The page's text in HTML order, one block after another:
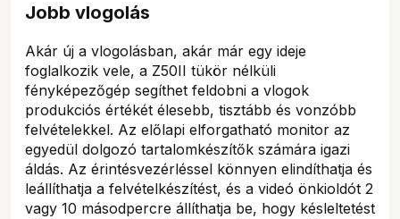
Jobb vlogolás
Akár új a vlogolásban, akár már egy ideje
foglalkozik vele, a Z50II tükör nélküli
fényképezőgép segíthet feldobni a vlogok
produkciós értékét élesebb, tisztább és vonzóbb
felvételekkel. Az előlapi elforgatható monitor az
egyedül dolgozó tartalomkészítők számára igazi
áldás. Az érintésvezérléssel könnyen elindíthatja és
leállíthatja a felvételkészítést, és a videó önkioldót 2
vagy 10 másodpercre állíthatja be, hogy késleltetést